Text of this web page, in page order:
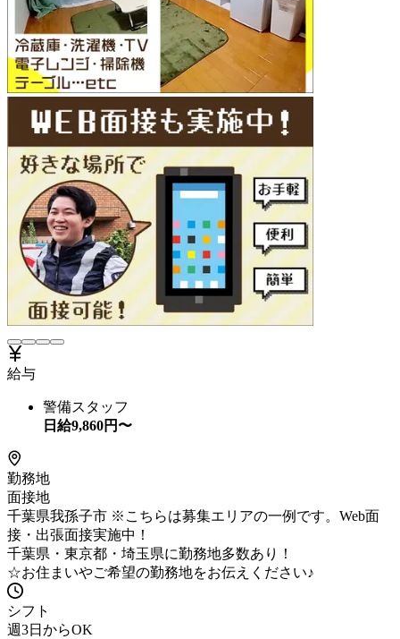
給与
警備スタッフ
日給9,860円〜
勤務地
面接地
千葉県我孫子市 ※こちらは募集エリアの一例です。Web面
接・出張面接実施中！
千葉県・東京都・埼玉県に勤務地多数あり！
☆お住まいやご希望の勤務地をお伝えください♪
シフト
週3日からOK